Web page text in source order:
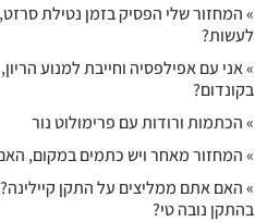
» המחזור שלי הפסיק בזמן נטילת
לעשות?
» אני עם אפילפסיה וחייבת למנוע
בקונדום?
» הכתמות ורודות עם פרימולוט נור
» המחזור מאחר ויש כתמים במקום,
» האם אתם ממליצים על התקן
בהתקן נובה טי?